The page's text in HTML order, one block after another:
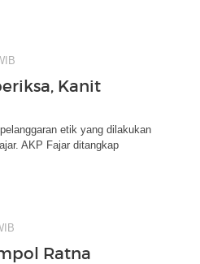
Kanit
etik yang dilakukan
AKP Fajar ditangkap
Ratna